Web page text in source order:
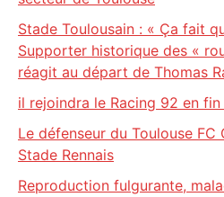
Stade Toulousain : « Ça fait
Supporter historique des «
réagit au départ de Thomas
il rejoindra le Racing 92 en
Le défenseur du Toulouse
Stade Rennais
Reproduction fulgurante,